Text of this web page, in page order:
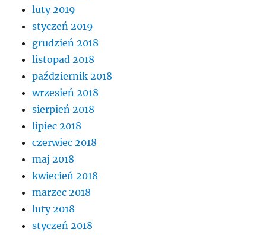
luty 2019
styczeń 2019
grudzień 2018
listopad 2018
październik 2018
wrzesień 2018
sierpień 2018
lipiec 2018
czerwiec 2018
maj 2018
kwiecień 2018
marzec 2018
luty 2018
styczeń 2018